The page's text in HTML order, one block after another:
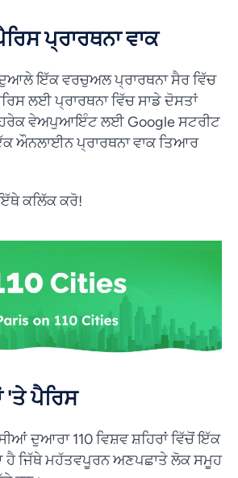
ਪ੍ਰਾਰਥਨਾ ਵਾਕ
ਦੁਆਲੇ ਇੱਕ ਵਰਚੁਅਲ ਪ੍ਰਾਰਥਨਾ ਸੈਰ ਵਿੱਚ
ਲਈ ਪ੍ਰਾਰਥਨਾ ਵਿੱਚ ਸਾਡੇ ਦੋਸਤਾਂ
ਹਰੇਕ ਵੇਅਪੁਆਇੰਟ ਲਈ Google ਸਟਰੀਟ
ਔਨਲਾਈਨ ਪ੍ਰਾਰਥਨਾ ਵਾਕ ਤਿਆਰ
ਕਲਿੱਕ ਕਰੋ!
'ਤੇ ਪੈਰਿਸ
ਦੁਆਰਾ 110 ਵਿਸ਼ਵ ਸ਼ਹਿਰਾਂ ਵਿੱਚੋਂ ਇੱਕ
ਜਿੱਥੇ ਮਹੱਤਵਪੂਰਨ ਅਣਪਛਾਤੇ ਲੋਕ ਸਮੂਹ